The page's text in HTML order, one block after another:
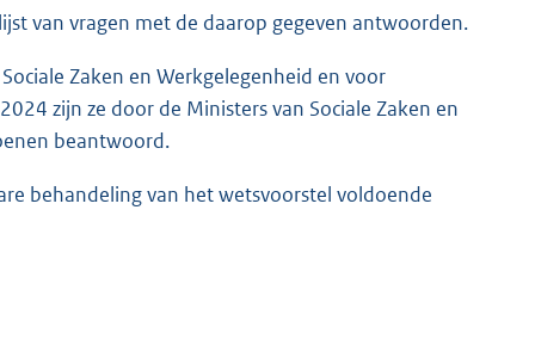
van vragen met de daarop gegeven antwoorden.
Zaken en Werkgelegenheid en voor
zijn ze door de Ministers van Sociale Zaken en
beantwoord.
behandeling van het wetsvoorstel voldoende